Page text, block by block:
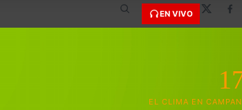
EN VIVO
EL CLIMA EN